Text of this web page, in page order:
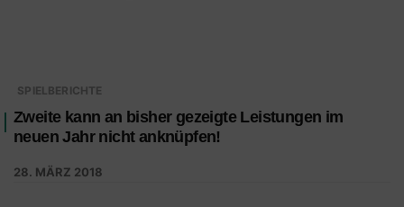
SPIELBERICHTE
Zweite kann an bisher gezeigte Leistungen im
neuen Jahr nicht anknüpfen!
28. MÄRZ 2018